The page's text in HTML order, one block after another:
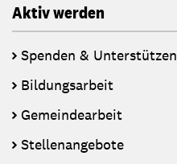
Aktiv werden
Spenden & Unterstützen
Bildungsarbeit
Gemeindearbeit
Stellenangebote